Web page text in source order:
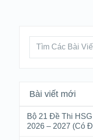
Bài viết mới
Bộ 21 Đề Thi
2026 – 2027 (Có